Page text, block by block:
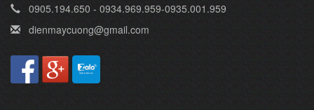
0905.194.650 - 0934.969.959-0935.001.959
dienmaycuong@gmail.com